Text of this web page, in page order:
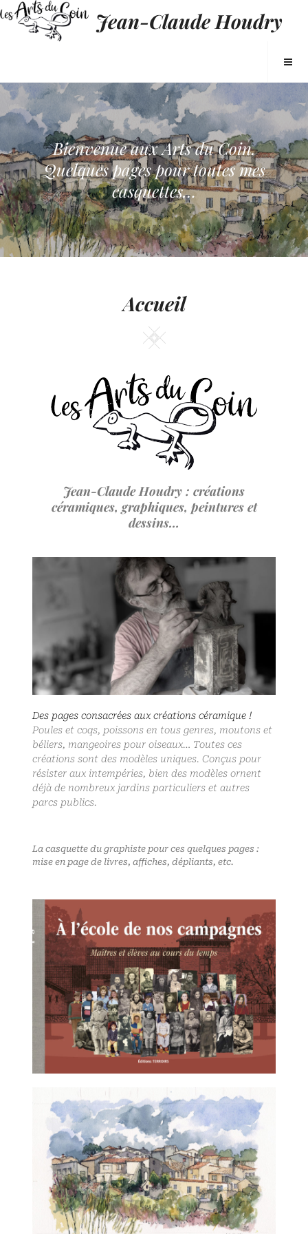
Jean-Claude Houdry
Bienvenue aux Arts du Coin.
Quelques pages pour toutes mes
casquettes…
Accueil
Jean-Claude Houdry : créations
céramiques, graphiques, peintures et
dessins…
Des pages consacrées aux créations céramique !
Poules et coqs, poissons en tous genres, moutons et
béliers, mangeoires pour oiseaux… Toutes ces
créations sont des modèles uniques. Conçus pour
résister aux intempéries, bien des modèles ornent
déjà de nombreux jardins particuliers et autres
parcs publics.
La casquette du graphiste pour ces quelques pages :
mise en page de livres, affiches, dépliants, etc.